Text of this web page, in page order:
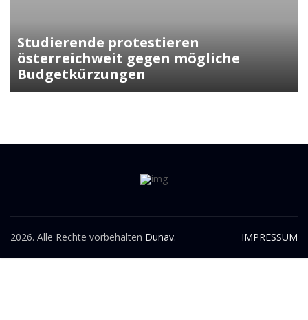
Kunasek fordert strengere Regeln
für die Verleihung der
Staatsbürgerschaft
2026. Alle Rechte vorbehalten Dunav. IMPRESSUM